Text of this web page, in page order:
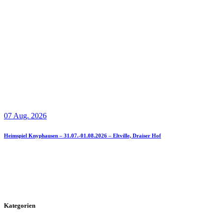
07 Aug. 2026
Heimspiel Knyphausen – 31.07.-01.08.2026 – Eltville, Draiser Hof
Kategorien